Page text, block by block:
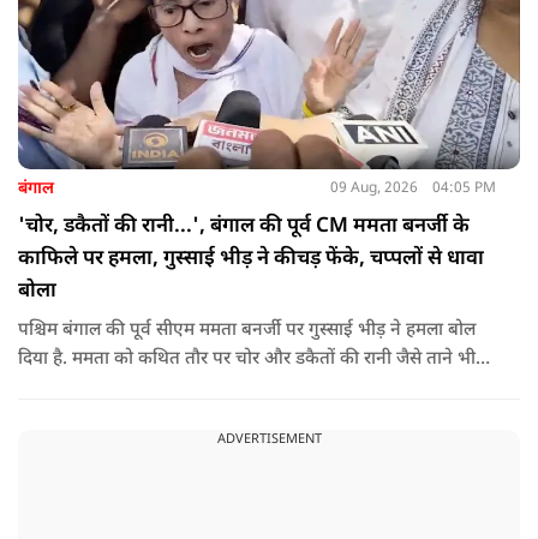
बंगाल 09 Aug, 2026 04:05 PM
'चोर, डकैतों की रानी...', बंगाल की पूर्व CM ममता बनर्जी के
काफिले पर हमला, गुस्साई भीड़ ने कीचड़ फेंके, चप्पलों से धावा
बोला
पश्चिम बंगाल की पूर्व सीएम ममता बनर्जी पर गुस्साई भीड़ ने हमला बोल
दिया है. ममता को कथित तौर पर चोर और डकैतों की रानी जैसे ताने भी
ADVERTISEMENT